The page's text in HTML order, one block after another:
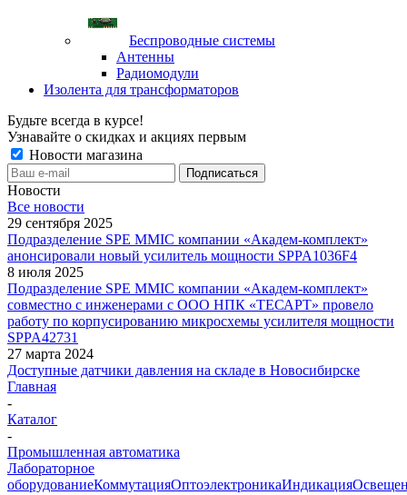
Беспроводные системы
Антенны
Радиомодули
Изолента для трансформаторов
Будьте всегда в курсе!
Узнавайте о скидках и акциях первым
Новости магазина
Новости
Все новости
29 сентября 2025
Подразделение SPE MMIC компании «Академ-комплект»
анонсировали новый усилитель мощности SPPA1036F4
8 июля 2025
Подразделение SPE MMIC компании «Академ-комплект»
совместно с инженерами с ООО НПК «ТЕСАРТ» провело
работу по корпусированию микросхемы усилителя мощности
SPPA42731
27 марта 2024
Доступные датчики давления на складе в Новосибирске
Главная
-
Каталог
-
Промышленная автоматика
Лабораторное
оборудованиеКоммутацияОптоэлектроникаИндикация